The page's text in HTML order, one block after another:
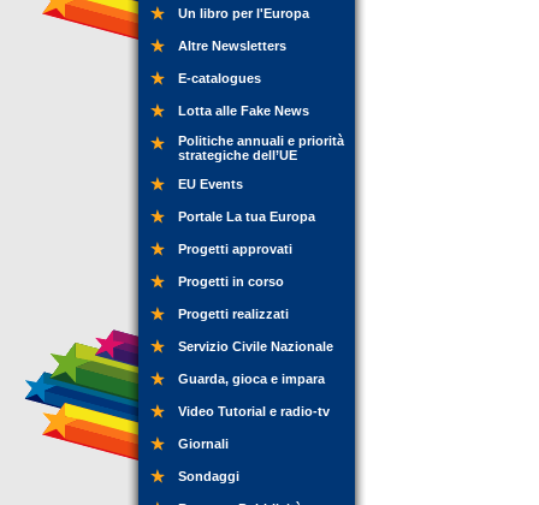
Un libro per l'Europa
Altre Newsletters
E-catalogues
Lotta alle Fake News
Politiche annuali e priorità
strategiche dell’UE
EU Events
Portale La tua Europa
Progetti approvati
Progetti in corso
Progetti realizzati
Servizio Civile Nazionale
Guarda, gioca e impara
Video Tutorial e radio-tv
Giornali
Sondaggi